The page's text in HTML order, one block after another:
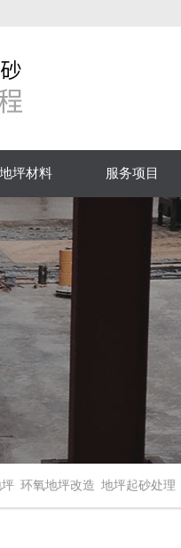
地坪材料 服务项目
环氧地坪改造 地坪起砂处理